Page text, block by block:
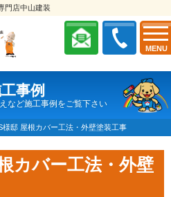
MENU
門店中山建装
事例
など施工事例をご覧下さい
様邸 屋根カバー工法・外壁塗装工事
カバー工法・外壁